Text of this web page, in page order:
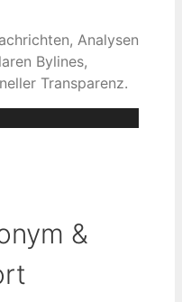
Analysen
Bylines,
Transparenz.
&